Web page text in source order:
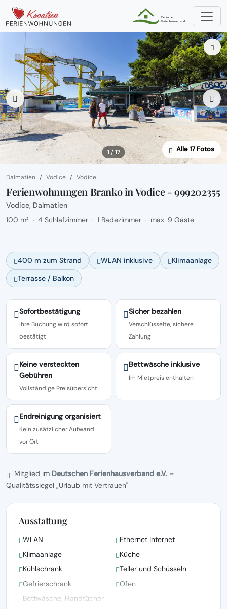
1 / 17 Alle 17 Fotos
Dalmatien Vodice Vodice
Ferienwohnungen Branko in Vodice - 999202355
Vodice, Dalmatien
100 m² · 4 Schlafzimmer · 1 Badezimmer · max. 9 Gäste
400 m zum Strand WLAN inklusive
Klimaanlage
Terrasse / Balkon
Sofortbestätigung
Ihre Buchung wird sofort
bestätigt
Sicher bezahlen
Verschlüsselte, sichere
Zahlung
Keine versteckten
Gebühren
Vollständige Preisübersicht
Bettwäsche inklusive
Im Mietpreis enthalten
Endreinigung organisiert
Kein zusätzlicher Aufwand
vor Ort
Mitglied im Deutschen Ferienhausverband e.V. –
Qualitätssiegel „Urlaub mit Vertrauen"
Ausstattung
WLAN
Ethernet Internet
Klimaanlage
Küche
Kühlschrank
Teller und Schüsseln
Gefrierschrank
Ofen
Bettwäsche, Handtücher